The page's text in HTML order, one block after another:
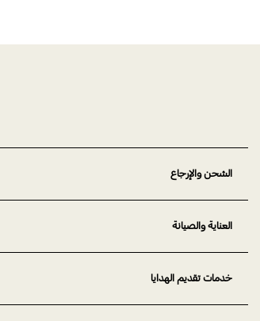
الشحن والإرجاع
العناية والصيانة
خدمات تقديم الهدايا